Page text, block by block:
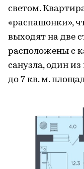
светом.
«распашонки»,
выходят на две
расположены с
санузла, один
до 7 кв. м.